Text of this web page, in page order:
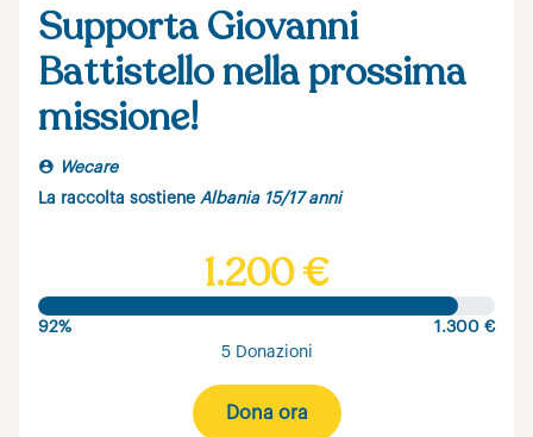
Supporta Giovanni
Battistello nella prossima
missione!
Wecare
La raccolta sostiene Albania 15/17 anni
1.200 €
92%
1.300 €
5 Donazioni
Dona ora